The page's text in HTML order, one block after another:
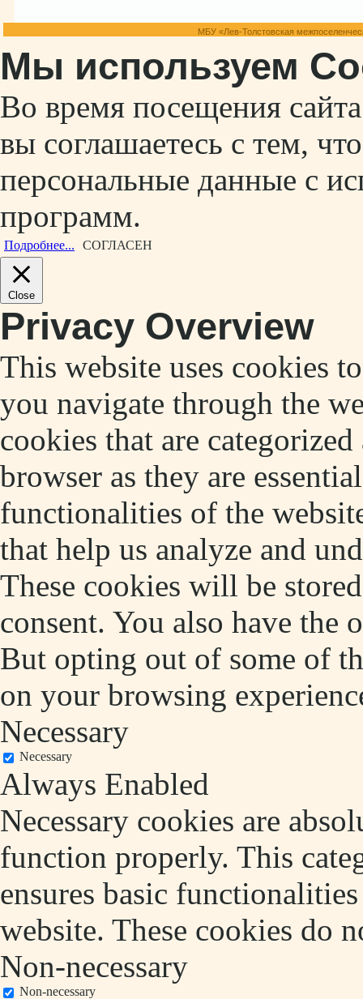
МБУ «Лев-Толстовская
Мы используем
Во время посещения
вы соглашаетесь с тем,
персональные данные с
программ.
Подробнее... СОГЛАСЕН
Close
Privacy Overview
This website uses cookies
you navigate through the
cookies that are
browser as they are
functionalities of the
that help us analyze and
These cookies will be
consent. You also have the
But opting out of some of
on your browsing
Necessary
Necessary
Always Enabled
Necessary cookies are
function properly. This
ensures basic
website. These cookies do
Non-necessary
Non-necessary